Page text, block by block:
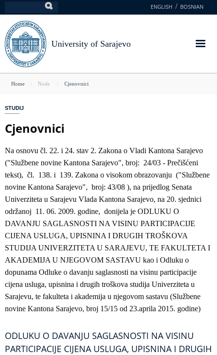
to
main
content
ENGLISH BOSNIAN
University of Sarajevo
You
here
Home Node Cjenovnici
STUDIJ
Cjenovnici
Na osnovu čl. 22. i 24. stav 2. Zakona o Vladi Kantona Sarajevo
("Službene novine Kantona Sarajevo", broj: 24/03 - Prečišćeni
tekst), čl. 138. i 139. Zakona o visokom obrazovanju ("Službene
novine Kantona Sarajevo", broj: 43/08 ), na prijedlog Senata
Univerziteta u Sarajevu Vlada Kantona Sarajevo, na 20. sjednici
održanoj 11. 06. 2009. godine, donijela je ODLUKU O
DAVANJU SAGLASNOSTI NA VISINU PARTICIPACIJE
CIJENA USLUGA, UPISNINA I DRUGIH TROŠKOVA
STUDIJA UNIVERZITETA U SARAJEVU, TE FAKULTETA I
AKADEMIJA U NJEGOVOM SASTAVU kao i Odluku o
dopunama Odluke o davanju saglasnosti na visinu participacije
cijena usluga, upisnina i drugih troškova studija Univerziteta u
Sarajevu, te fakulteta i akademija u njegovom sastavu (Službene
novine Kantona Sarajevo, broj 15/15 od 23.aprila 2015. godine)
ODLUKU O DAVANJU SAGLASNOSTI NA VISINU
PARTICIPACIJE CIJENA USLUGA, UPISNINA I DRUGIH